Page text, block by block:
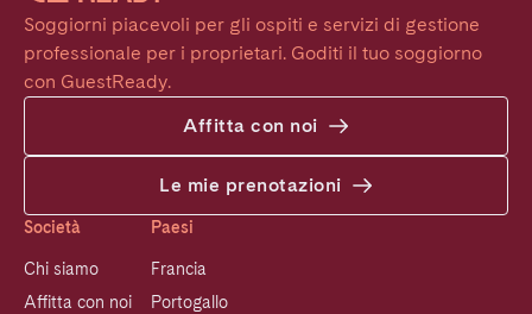
Soggiorni piacevoli per gli ospiti e servizi di gestione
professionale per i proprietari. Goditi il tuo soggiorno
con GuestReady.
Affitta con noi
Le mie prenotazioni
Società
Chi siamo
Affitta con noi
Paesi
Francia
Portogallo